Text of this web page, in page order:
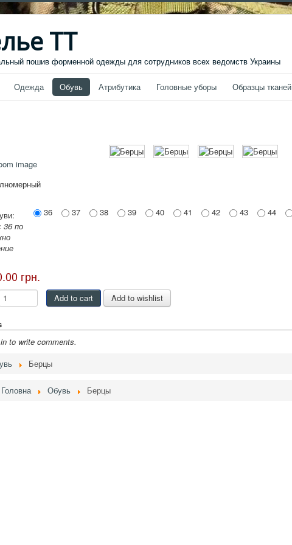
ТТ
пошив форменной одежды для сотрудников всех ведомств Украины
Одежда Обувь Атрибутика Головные уборы Образцы тканей
image
36 по
36 37 38 39 40 41 42 43 44
грн.
to write comments.
Берцы
Головна Обувь Берцы